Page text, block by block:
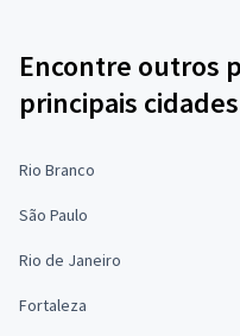
Encontre outros
principais cidades
Rio Branco
São Paulo
Rio de Janeiro
Fortaleza